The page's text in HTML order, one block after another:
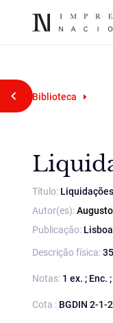
Voltar atrás
Biblioteca
Título:
Autor(es):
Publicação:
Descrição física:
Notas: 1 ex. ;
Cota : BGDIN 2-1-